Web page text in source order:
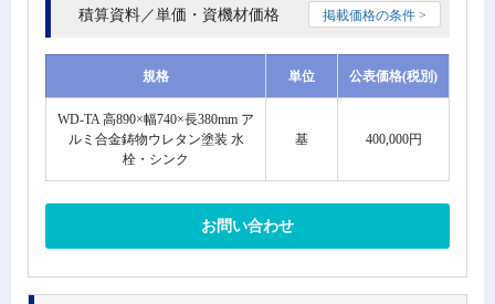
積算資料／単価・資機材価格 掲載価格の条件 >
規格 単位 公表価格(税別)
WD-TA 高890×幅740×長380mm ア
ルミ合金鋳物ウレタン塗装 水
栓・シンク
基 400,000円
お問い合わせ